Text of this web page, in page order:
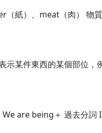
（紙）、meat（肉） 物
示某件東西的某個部位
We are being＋ 過去分詞